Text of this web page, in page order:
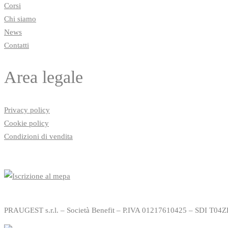
Corsi
Chi siamo
News
Contatti
Area legale
Privacy policy
Cookie policy
Condizioni di vendita
PRAUGEST s.r.l. – Società Benefit – P.IVA 01217610425 – SDI